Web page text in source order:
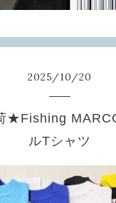
2025 /10 /20
★Fishing
ルTシャツ